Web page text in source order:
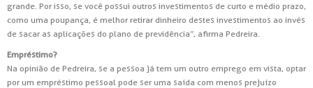
grande. Por isso, se você possui outros investimentos de curto e médio prazo,
como uma poupança, é melhor retirar dinheiro destes investimentos ao invés
de sacar as aplicações do plano de previdência”, afirma Pedreira.
Empréstimo?
Na opinião de Pedreira, se a pessoa já tem um outro emprego em vista, optar
por um empréstimo pessoal pode ser uma saída com menos prejuízo